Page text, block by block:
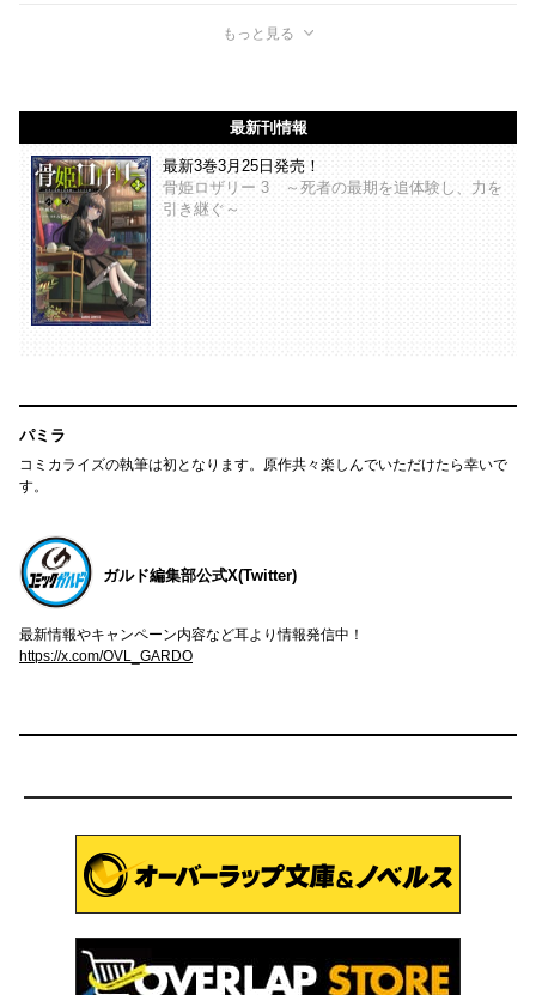
もっと見る
最新刊情報
最新3巻3月25日発売！
骨姫ロザリー 3 ～死者の最期を追体験し、力を
引き継ぐ～
パミラ
コミカライズの執筆は初となります。原作共々楽しんでいただけたら幸いで
す。
ガルド編集部公式X(Twitter)
最新情報やキャンペーン内容など耳より情報発信中！
https://x.com/OVL_GARDO